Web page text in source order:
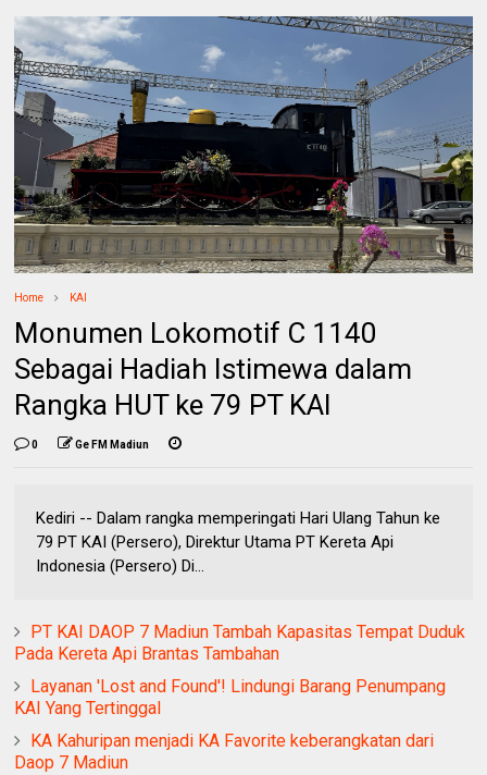
Home KAI
Monumen Lokomotif C 1140
Sebagai Hadiah Istimewa dalam
Rangka HUT ke 79 PT KAI
0 Ge FM Madiun
Kediri -- Dalam rangka memperingati Hari Ulang Tahun ke
79 PT KAI (Persero), Direktur Utama PT Kereta Api
Indonesia (Persero) Di...
PT KAI DAOP 7 Madiun Tambah Kapasitas Tempat Duduk
Pada Kereta Api Brantas Tambahan
Layanan 'Lost and Found'! Lindungi Barang Penumpang
KAI Yang Tertinggal
KA Kahuripan menjadi KA Favorite keberangkatan dari
Daop 7 Madiun